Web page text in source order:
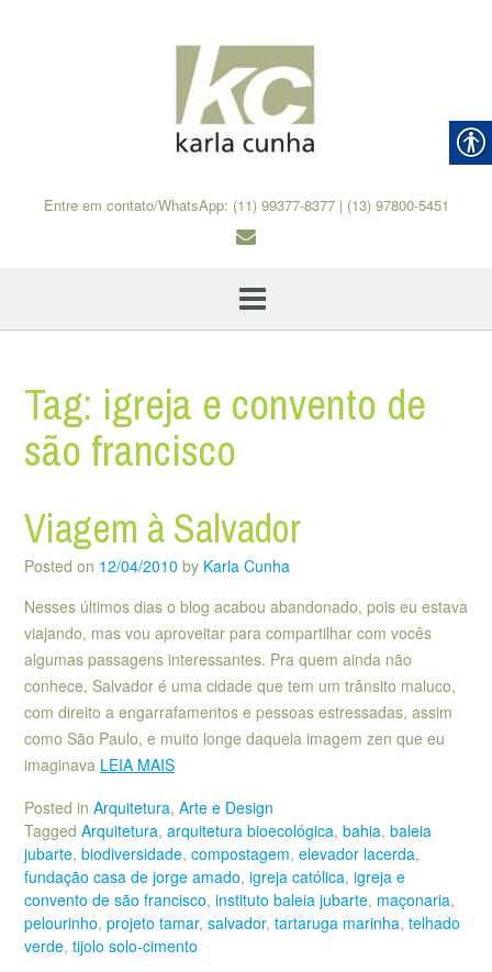
Entre em contato/WhatsApp: (11) 99377-8377 | (13) 97800-5451
Tag: igreja e convento de
são francisco
Viagem à Salvador
Posted on 12/04/2010 by Karla Cunha
Nesses últimos dias o blog acabou abandonado, pois eu estava
viajando, mas vou aproveitar para compartilhar com vocês
algumas passagens interessantes. Pra quem ainda não
conhece, Salvador é uma cidade que tem um trânsito maluco,
com direito a engarrafamentos e pessoas estressadas, assim
como São Paulo, e muito longe daquela imagem zen que eu
imaginava LEIA MAIS
Posted in Arquitetura, Arte e Design
Tagged Arquitetura, arquitetura bioecológica, bahia, baleia
jubarte, biodiversidade, compostagem, elevador lacerda,
fundação casa de jorge amado, igreja católica, igreja e
convento de são francisco, instituto baleia jubarte, maçonaria,
pelourinho, projeto tamar, salvador, tartaruga marinha, telhado
verde, tijolo solo-cimento